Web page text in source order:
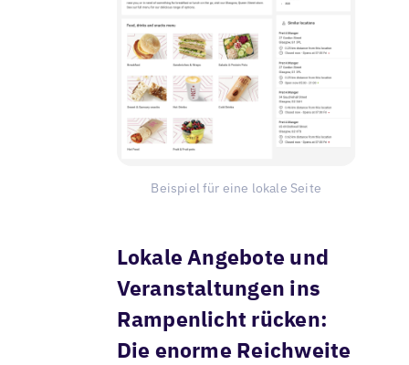
Beispiel für eine lokale Seite
Lokale Angebote und
Veranstaltungen ins
Rampenlicht rücken:
Die enorme Reichweite